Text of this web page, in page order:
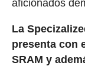
aficionados
La
presenta con
SRAM y